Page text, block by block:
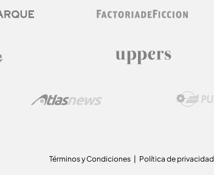
Términos y Condiciones Política de privacidad